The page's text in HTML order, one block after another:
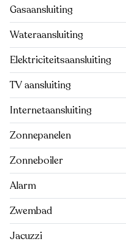
Gasaansluiting
Wateraansluiting
Elektriciteitsaansluiting
TV aansluiting
Internetaansluiting
Zonnepanelen
Zonneboiler
Alarm
Zwembad
Jacuzzi